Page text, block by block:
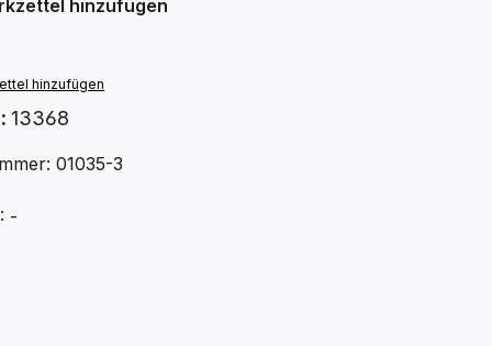
hinzufügen
hinzufügen
13368
01035-3
-